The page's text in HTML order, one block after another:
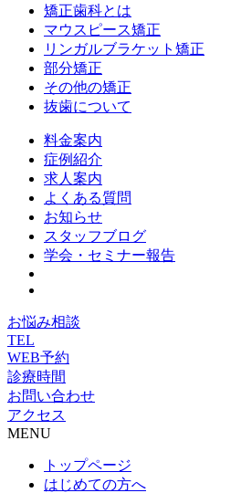
矯正歯科とは
マウスピース矯正
リンガルブラケット矯正
部分矯正
その他の矯正
抜歯について
料金案内
症例紹介
求人案内
よくある質問
お知らせ
スタッフブログ
学会・セミナー報告
お悩み相談
TEL
WEB予約
診療時間
お問い合わせ
アクセス
MENU
トップページ
はじめての方へ